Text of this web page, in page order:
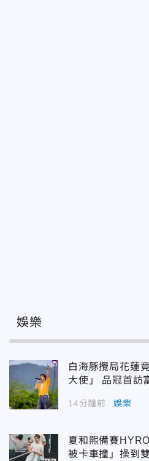
娛樂
白海豚攪局花蓮
大使」 品冠
14分鐘前 娛樂
夏和熙備賽
被卡車撞」操到